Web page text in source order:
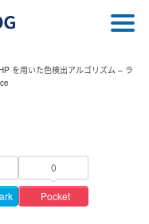
を用いた色検出アルゴリズム – ラ
0
Pocket